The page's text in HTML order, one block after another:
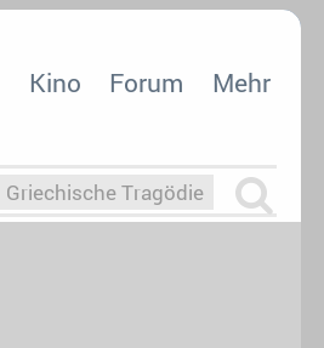
Kino Forum Mehr
Griechische Tragödie